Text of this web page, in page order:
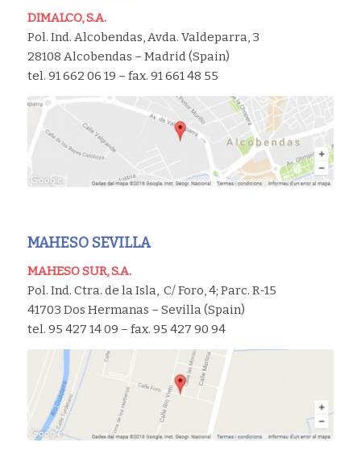
DIMALCO, S.A.
Pol. Ind. Alcobendas, Avda. Valdeparra, 3
28108 Alcobendas – Madrid (Spain)
tel. 91 662 06 19 – fax. 91 661 48 55
MAHESO SEVILLA
MAHESO SUR, S.A.
Pol. Ind. Ctra. de la Isla, C/ Foro, 4; Parc. R-15
41703 Dos Hermanas – Sevilla (Spain)
tel. 95 427 14 09 – fax. 95 427 90 94